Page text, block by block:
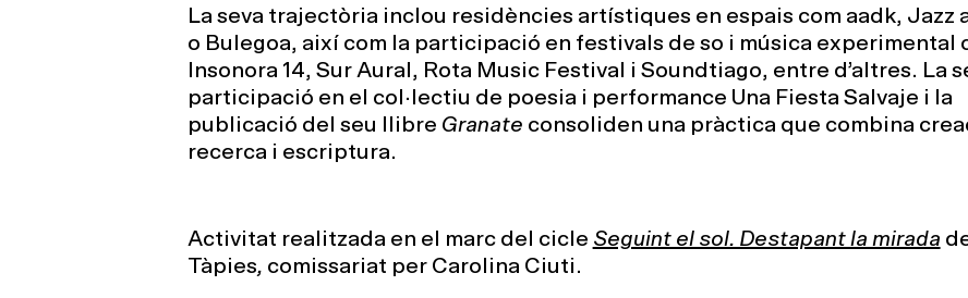
La seva trajectòria inclou residències artístiques en espais com aadk, Jazz
o Bulegoa, així com la participació en festivals de so i música experimental
Insonora 14, Sur Aural, Rota Music Festival i Soundtiago, entre d’altres. La
participació en el col·lectiu de poesia i performance Una Fiesta Salvaje i la
publicació del seu llibre Granate consoliden una pràctica que combina
recerca i escriptura.
Activitat realitzada en el marc del cicle Seguint el sol. Destapant la mirada
Tàpies, comissariat per Carolina Ciuti.